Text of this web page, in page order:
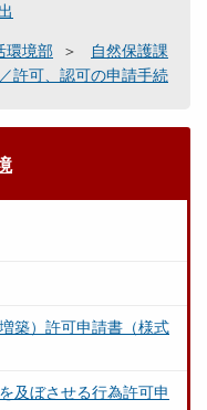
環境部
自然保護課
許可、認可の申請手続
築）許可申請書（様式
及ぼさせる行為許可申